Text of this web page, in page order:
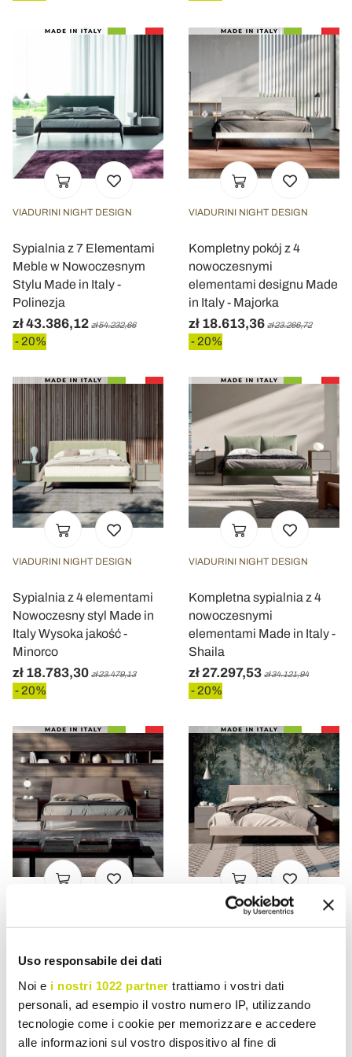
Uso responsabile dei dati
Noi e i nostri 1022 partner trattiamo i vostri dati
personali, ad esempio il vostro numero IP, utilizzando
tecnologie come i cookie per memorizzare e accedere
alle informazioni sul vostro dispositivo al fine di
VIADURINI NIGHT DESIGN
Sypialnia z 7 Elementami
Meble w Nowoczesnym
Stylu Made in Italy -
Polinezja
zł 43.386,12 zł 54.232,66
- 20%
VIADURINI NIGHT DESIGN
Kompletny pokój z 4
nowoczesnymi
elementami designu Made
in Italy - Majorka
zł 18.613,36 zł 23.266,72
- 20%
VIADURINI NIGHT DESIGN
Sypialnia z 4 elementami
Nowoczesny styl Made in
Italy Wysoka jakość -
Minorco
zł 18.783,30 zł 23.479,13
- 20%
VIADURINI NIGHT DESIGN
Kompletna sypialnia z 4
nowoczesnymi
elementami Made in Italy -
Shaila
zł 27.297,53 zł 34.121,94
- 20%
Elementami Made in Italy
Meble - Scampia
zł 18.835,32 zł 23.544,19
- 20%
VIADURINI NIGHT DESIGN
elementami designu Made
in Italy - Electric
zł 22.799,40 zł 28.499,26
- 20%